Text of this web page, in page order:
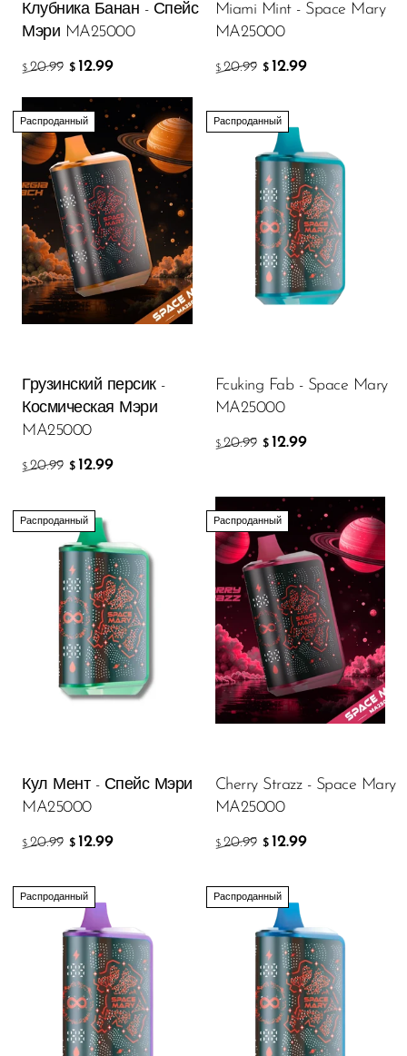
Клубника Банан - Спейс
Мэри MA25000
$ 20.99 $ 12.99
Miami Mint - Space Mary
MA25000
$ 20.99 $ 12.99
Распроданный
Грузинский персик -
Космическая Мэри
MA25000
$ 20.99 $ 12.99
Распроданный
Fcuking Fab - Space Mary
MA25000
$ 20.99 $ 12.99
Распроданный
Кул Мент - Спейс Мэри
MA25000
$ 20.99 $ 12.99
Распроданный
Cherry Strazz - Space Mary
MA25000
$ 20.99 $ 12.99
Распроданный Распроданный